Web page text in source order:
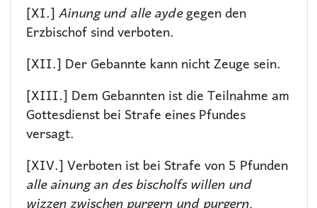
[XI.] Ainung und alle aydegegen den
Erzbischof sind verboten.
[XII.] Der Gebannte kann nicht Zeuge sein.
[XIII.] Dem Gebannten ist die Teilnahme am
Gottesdienst bei Strafe eines Pfundes
versagt.
[XIV.] Verboten ist bei Strafe von 5 Pfunden
alle ainung an des bischolfs willen und
wizzen zwischen purgern und purgern,